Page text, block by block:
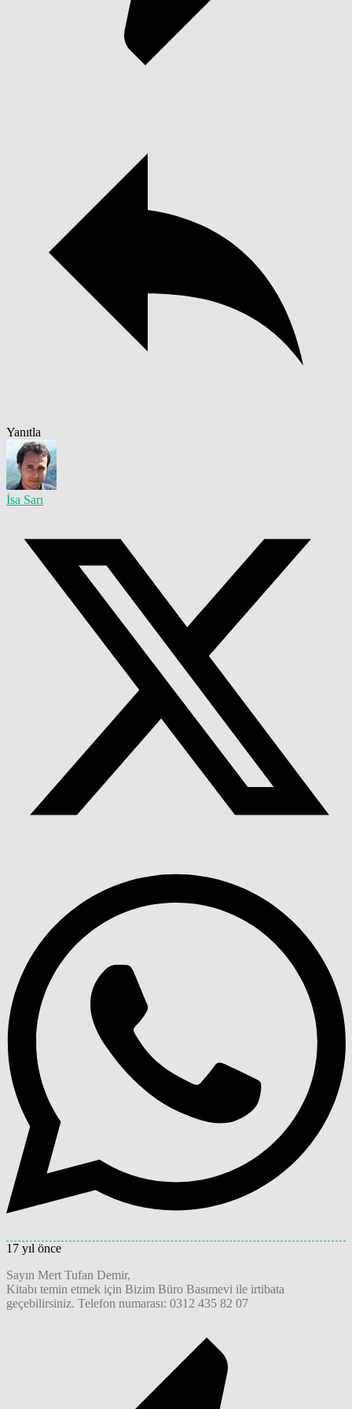
Yanıtla
İsa Sarı
17 yıl önce
Sayın Mert Tufan Demir,
Kitabı temin etmek için Bizim Büro Basımevi ile irtibata
geçebilirsiniz. Telefon numarası: 0312 435 82 07